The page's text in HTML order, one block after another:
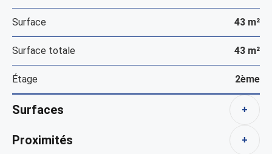
Surface 43 m²
Surface totale 43 m²
Étage 2ème
Surfaces +
Proximités +